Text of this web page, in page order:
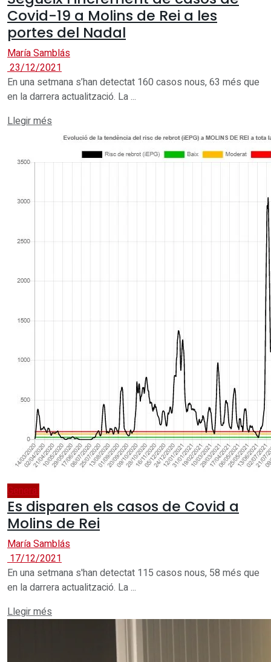
Covid-19 a Molins de Rei a les
portes del Nadal
María Samblás
23/12/2021
En una setmana s’han detectat 160 casos nous, 63 més que
en la darrera actualització. La ...
Llegir més
General
Es disparen els casos de Covid a
Molins de Rei
María Samblás
17/12/2021
En una setmana s'han detectat 115 casos nous, 58 més que
en la darrera actualització. La ...
Llegir més